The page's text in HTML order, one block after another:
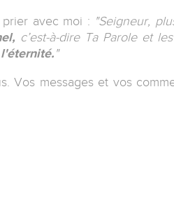
avec moi : "Seigneur,
c’est-à-dire Ta Parole et
"
Vos messages et vos